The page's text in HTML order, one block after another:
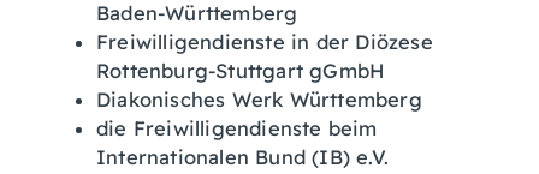
Baden-Württemberg
Freiwilligendienste in der Diözese
Rottenburg-Stuttgart gGmbH
Diakonisches Werk Württemberg
die Freiwilligendienste beim
Internationalen Bund (IB) e.V.